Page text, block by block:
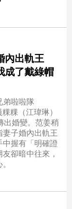
內出軌王
了戴綠帽
弟啦啦隊
粿（江瑋琳）
出婚變。范姜稍
妻子婚內出軌王
中握有「明確證
卻暗中往來，